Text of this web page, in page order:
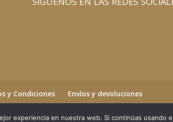
y Condiciones Envíos y devoluciones
experiencia en nuestra web. Si continúas usando